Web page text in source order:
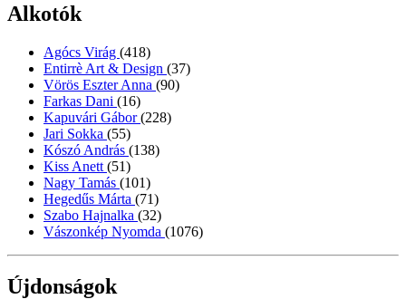
Alkotók
Agócs Virág (418)
Entirrè Art & Design (37)
Vörös Eszter Anna (90)
Farkas Dani (16)
Kapuvári Gábor(228)
Jari Sokka (55)
Kószó András (138)
Kiss Anett (51)
Nagy Tamás (101)
Hegedűs Márta (71)
Szabo Hajnalka (32)
Vászonkép Nyomda (1076)
Újdonságok